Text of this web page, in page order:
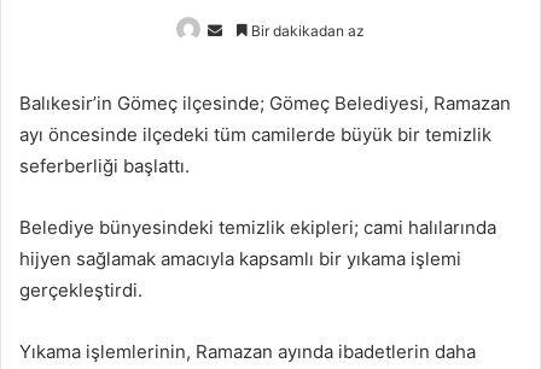
Bir
göndermek
Bir dakikadan az
Balıkesir’in Gömeç ilçesinde; Gömeç Belediyesi, Ramazan
ayı öncesinde ilçedeki tüm camilerde büyük bir temizlik
seferberliği başlattı.
Belediye bünyesindeki temizlik ekipleri; cami halılarında
hijyen sağlamak amacıyla kapsamlı bir yıkama işlemi
gerçekleştirdi.
Yıkama işlemlerinin, Ramazan ayında ibadetlerin daha